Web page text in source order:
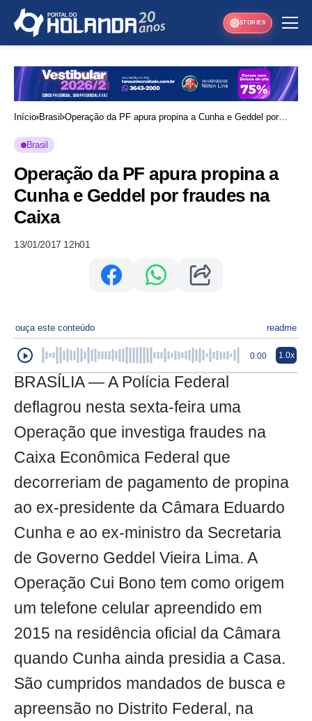
STORIES
Início Brasil Operação da PF apura propina a Cunha e Geddel por
Brasil
Operação da PF apura propina a
Cunha e Geddel por fraudes na
Caixa
13/01/2017 12h01
ouça este conteúdo readme
0:00 1.0x
BRASÍLIA — A Polícia Federal
deflagrou nesta sexta-feira uma
Operação que investiga fraudes na
Caixa Econômica Federal que
decorreriam de pagamento de propina
ao ex-presidente da Câmara Eduardo
Cunha e ao ex-ministro da Secretaria
de Governo Geddel Vieira Lima. A
Operação Cui Bono tem como origem
um telefone celular apreendido em
2015 na residência oficial da Câmara
quando Cunha ainda presidia a Casa.
São cumpridos mandados de busca e
apreensão no Distrito Federal, na